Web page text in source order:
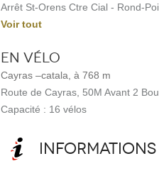
Arrêt St-Orens Ctre Cial - Rond-
Voir tout
En vélo
Cayras –catala, à 768 m
Route de Cayras, 50M Avant 2
Capacité : 16 vélos
Informations